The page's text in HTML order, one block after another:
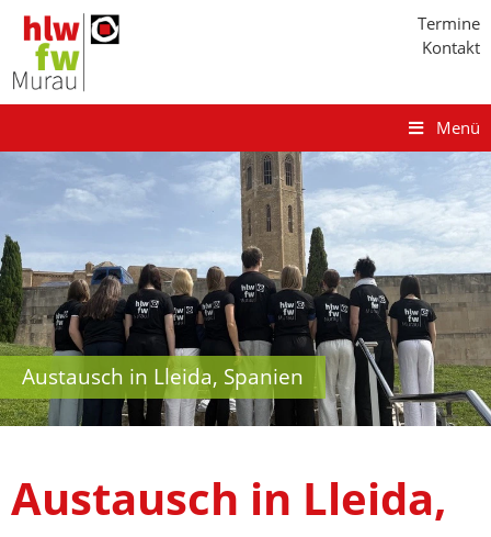
Termine
Kontakt
Menü
Austausch in Lleida, Spanien
Austausch in Lleida,